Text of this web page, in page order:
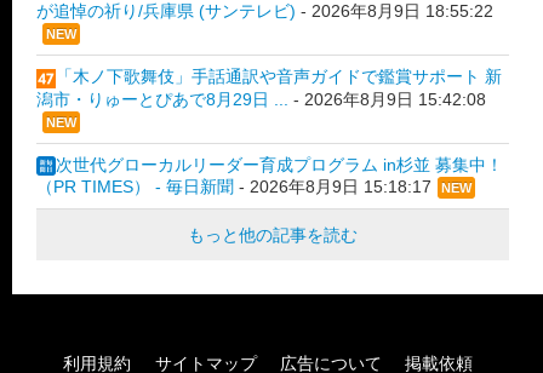
が追悼の祈り/兵庫県 (サンテレビ) - 2026年8月9日 18:55:22
NEW
「木ノ下歌舞伎」手話通訳や音声ガイドで鑑賞サポート 新
潟市・りゅーとぴあで8月29日 ...
- 2026年8月9日 15:42:08
NEW
次世代グローカルリーダー育成プログラム in杉並 募集中！
（PR TIMES） - 毎日新聞 - 2026年8月9日 15:18:17 NEW
もっと他の記事を読む
利用規約 サイトマップ 広告について 掲載依頼